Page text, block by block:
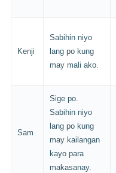
Kenji
Sabihin niyo
lang po kung
may mali ako.
Sam
Sige po.
Sabihin niyo
lang po kung
may kailangan
kayo para
makasanay.